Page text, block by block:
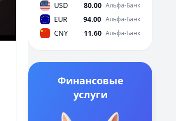
USD
80.00 Альфа-Банк
EUR 94.00 Альфа-Банк
CNY 11.60 Альфа-Банк
Финансовые
услуги